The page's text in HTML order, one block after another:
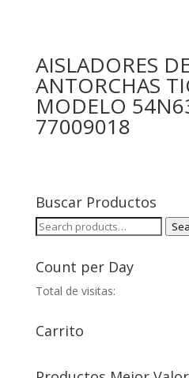
AISLADORES
ANTORCHAS
MODELO
77009018
Buscar Productos
Search
Count per Day
Total de visitas:
Carrito